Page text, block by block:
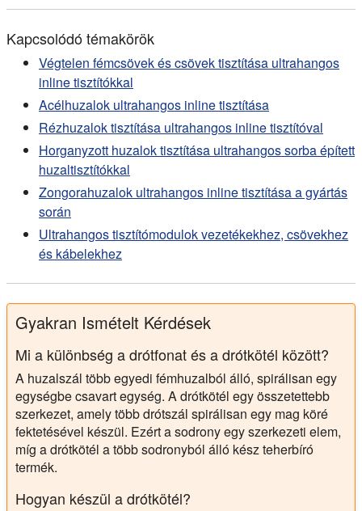
Kapcsolódó témakörök
Végtelen fémcsövek és csövek tisztítása ultrahangos
inline tisztítókkal
Acélhuzalok ultrahangos inline tisztítása
Rézhuzalok tisztítása ultrahangos inline tisztítóval
Horganyzott huzalok tisztítása ultrahangos sorba épített
huzaltisztítókkal
Zongorahuzalok ultrahangos inline tisztítása a gyártás
során
Ultrahangos tisztítómodulok vezetékekhez, csövekhez
és kábelekhez
Gyakran Ismételt Kérdések
Mi a különbség a drótfonat és a drótkötél között?
A huzalszál több egyedi fémhuzalból álló, spirálisan egy
egységbe csavart egység. A drótkötél egy összetettebb
szerkezet, amely több drótszál spirálisan egy mag köré
fektetésével készül. Ezért a sodrony egy szerkezeti elem,
míg a drótkötél a több sodronyból álló kész teherbíró
termék.
Hogyan készül a drótkötél?